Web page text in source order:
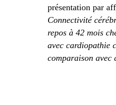
présentation par
Connectivité
repos à 42 mois
avec cardiopathie
comparaison avec